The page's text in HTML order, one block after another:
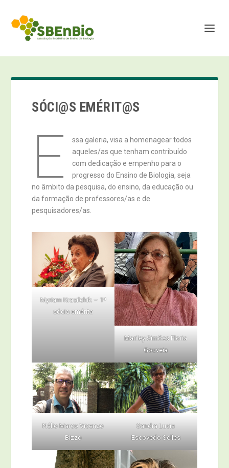
SÓCI@S EMÉRIT@S
E
ssa galeria, visa a homenagear todos
aqueles/as que tenham contribuído
com dedicação e empenho para o
progresso do Ensino de Biologia, seja
no âmbito da pesquisa, do ensino, da educação ou
da formação de professores/as e de
pesquisadores/as.
Myriam Krasilchik – 1ª
sócia emérita
Mariley Simões Floria
Gouveia
Nélio Marco Vicenzo
Bizzo
Sandra Lucia
Escovedo Selles